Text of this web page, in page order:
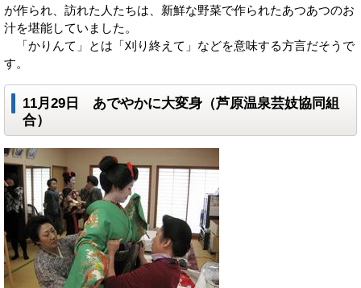
が作られ、訪れた人たちは、新鮮な野菜で作られたあつあつのお
汁を堪能していました。
「かりんて」とは「刈り終えて」などを意味する方言だそうで
す。
11月29日 あでやかに大変身（芦原温泉芸妓協同組
合）